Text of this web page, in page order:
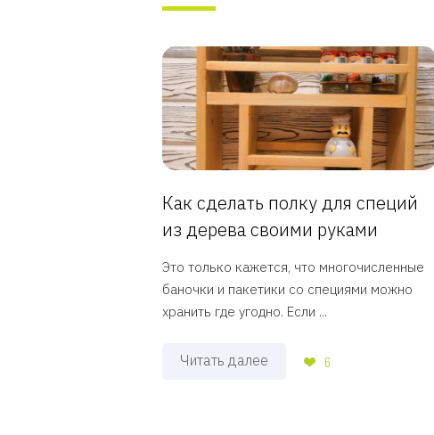
Как сделать полку для специй
из дерева своими руками
Это только кажется, что многочисленные
баночки и пакетики со специями можно
хранить где угодно. Если ...
Читать далее 6